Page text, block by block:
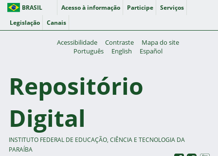
BRASIL Acesso à informação Participe
Serviços
Legislação
Canais
Acessibilidade Contraste
Mapa do site
Português
English Español
Repositório
Digital
INSTITUTO FEDERAL DE EDUCAÇÃO, CIÊNCIA E TECNOLOGIA DA
PARAÍBA